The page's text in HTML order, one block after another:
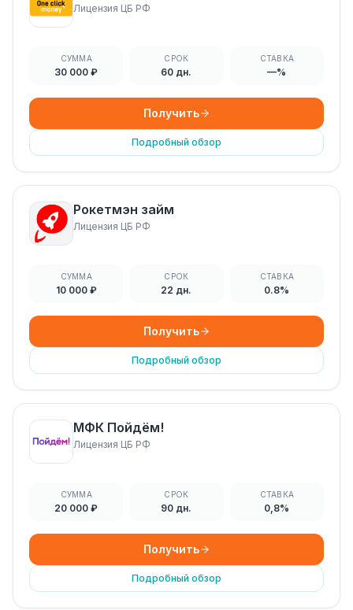
Лицензия ЦБ РФ
СУММА
30 000 ₽
СРОК
60 дн.
СТАВКА
—%
Получить
Подробный обзор
Рокетмэн займ
Лицензия ЦБ РФ
СУММА
10 000 ₽
СРОК
22 дн.
СТАВКА
0.8%
Получить
Подробный обзор
МФК Пойдём!
Лицензия ЦБ РФ
СУММА
20 000 ₽
СРОК
90 дн.
СТАВКА
0,8%
Получить
Подробный обзор